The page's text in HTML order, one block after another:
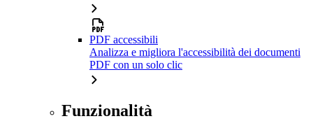
PDF accessibili
Analizza e migliora l'accessibilità dei documenti
PDF con un solo clic
Funzionalità